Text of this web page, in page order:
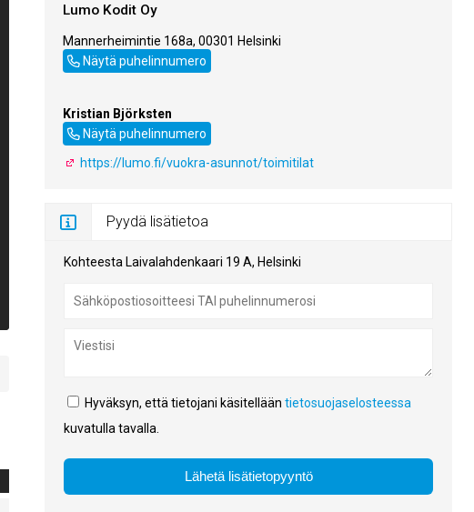
Lumo Kodit Oy
Mannerheimintie 168a, 00301 Helsinki
Näytä puhelinnumero
020 508 3300
Kristian Björksten
Näytä puhelinnumero
020 508 3245
https://lumo.fi/vuokra-asunnot/toimitilat
Pyydä lisätietoa
Kohteesta Laivalahdenkaari 19 A, Helsinki
Hyväksyn, että tietojani käsitellääntietosuojaselosteessa
kuvatulla tavalla.